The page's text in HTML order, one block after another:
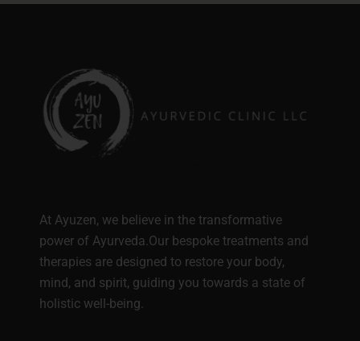
At Ayuzen, we believe in the transformative
power of Ayurveda.Our bespoke treatments and
therapies are designed to restore your body,
mind, and spirit, guiding you towards a state of
holistic well-being.